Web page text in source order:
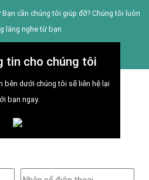
cần chúng tôi giúp đỡ? Chúng tôi luôn
lắng nghe từ bạn
tin cho chúng tôi
bên dưới chúng tôi sẽ liên hệ lại
bạn ngay.